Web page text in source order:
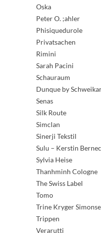
Oska
Peter O. ;ahler
Phisiquedurole
Privatsachen
Rimini
Sarah Pacini
Schauraum
Dunque by
Senas
Silk Route
Simclan
Sinerji Tekstil
Sulu – Kerstin
Sylvia Heise
Thanhminh Cologne
The Swiss Label
Tomo
Trine Kryger
Trippen
Verarutti